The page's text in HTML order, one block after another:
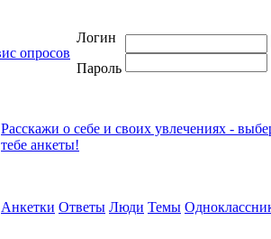
Логин
Пароль
Расскажи о себе и своих увлечениях -
тебе анкеты!
Анкетки Ответы Люди Темы